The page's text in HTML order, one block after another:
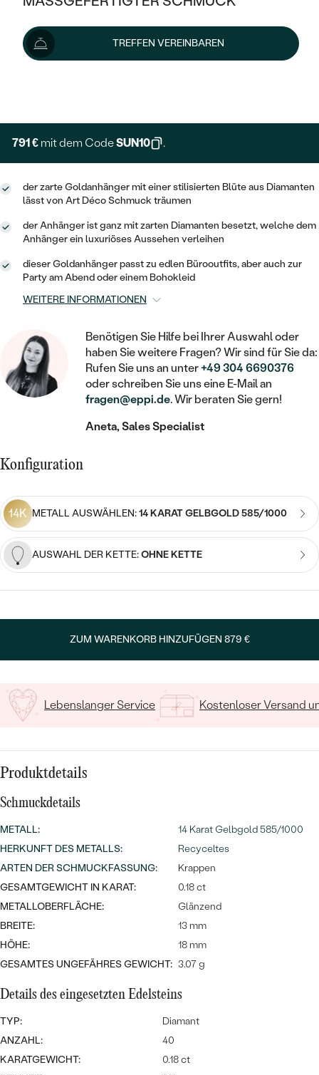
KLASSISCH
MEMOIRE
VINTAGE
AUSSERGEWÖHNLICHE
GEHÄMMERTE
IM SET
GÜNSTIG
LUXURIÖSE
Meistverkaufte
Eheringe
MIT MEHREREN DIAMANTEN
HALO
VINTAGE
IM SET
AUSSERGEWÖHNLICH
GESTALTE EINEN RING
WÄHLE EINEN RING
DIAMANTEN ZUM EINFASSEN
LAB GROWN DIAMANTEN ZUM
EINFASSEN
FARBIGE DIAMANTEN ZUM EINFASSEN
MIT DIAMANT
MIT LAB GROWN DIAMANT
MIT MOISSANIT
MIT FARBIGEN DIAMANTEN
MIT SALT AND PEPPER DIAMANTEN
NACH MATERIAL
GOLD
PLATIN
AUSVERKAUF
WENN SCHMUCK HILFT
OHRRINGE
ANHÄNGER / KETTEN
ARMBÄNDER
SCHMUCKSET
HERRENSCHMUCK
SCHMUCK FÜR KINDER
BROSCHEN
SCHMUCKZUBEHÖR
NACH MATERIAL
SILBER
PLATIN
DIAMANTSCHMUCK
EDELSTEINSCHMUCK
SCHMUCK MIT LAB GROWN
DIAMANTEN
PERLENSCHMUCK
NACH STYL
PERSONALISIERT
SYMBOLISCH
MINIMALISTISCH
NACH ANLASS
NACH DER FARBE
NACH DER FORM
MASSGEFERTIGTER
PLATIN
OHRSTECKER
MINIMALISTISCHE
OHRHÄNGER
SOLITÄR
HERZ
PIERCINGS
MIT EDELSTEIN
PERLENOHRRINGE
NACH PREIS
LUXURIÖSE
Meistverkaufte
Ohrrinnge
ANSEHEN
GOLD
SILBER
NACH STYL
ZUR GEBURT EINES KINDES
PERSONALISIERT
MIT STERNZEICHEN
MINIMALISTISCH
MEDAILLON
KETTEN
HERZKETTEN
MIT DIAMANT
MIT EDELSTEIN
PERLENKETTEN
NACH PREIS
PREISWERTE
LUXURIÖSE
Personalisierte
AUSVERKAUF
SILBER
NACH STYL
MINIMALISTISCHE
SIEGELRINGE
PERSONALISIERT
NACH EDELSTEIN
MIT DIAMANT
MIT EDELSTEIN
PERLENRINGE
LUXURIÖSE
Meistverkaufte
TREFFEN VEREINBAREN
879 €
Wir liefern den Schmuck innerhalb von 3 - 4 Wochen.
Lieferoptionen
791 € mit dem CodeSUN10 .
der zarte Goldanhänger mit einer stilisierten Blüte aus Diamanten
lässt von Art Déco Schmuck träumen
der Anhänger ist ganz mit zarten Diamanten besetzt, welche dem
Anhänger ein luxuriöses Aussehen verleihen
dieser Goldanhänger passt zu edlen Bürooutfits, aber auch zur
Party am Abend oder einem Bohokleid
WEITERE INFORMATIONEN
Benötigen Sie Hilfe bei Ihrer Auswahl oder
haben Sie weitere Fragen? Wir sind für Sie da:
Rufen Sie uns an unter+49 304 6690376
oder schreiben Sie uns eine E-Mail an
fragen@eppi.de. Wir beraten Sie gern!
Aneta, Sales Specialist
Konfiguration
14K METALL AUSWÄHLEN:14 KARAT GELBGOLD 585/1000
AUSWAHL DER KETTE:OHNE KETTE
ZUM WARENKORB HINZUFÜGEN 879 €
Lebenslanger Service Kostenloser Versand
Produktdetails
Schmuckdetails
METALL:
14 Karat Gelbgold 585/1000
HERKUNFT DES METALLS:
Recyceltes
ARTEN DER SCHMUCKFASSUNG:
Krappen
GESAMTGEWICHT IN KARAT:
0.18 ct
METALLOBERFLÄCHE:
Glänzend
BREITE:
13 mm
HÖHE:
18 mm
GESAMTES UNGEFÄHRES GEWICHT: 3.07 g
Details des eingesetzten Edelsteins
TYP:
Diamant
ANZAHL:
40
KARATGEWICHT:
0.18 ct